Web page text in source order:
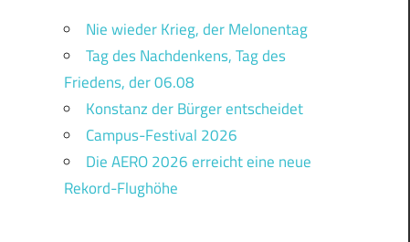
Nie wieder Krieg, der Melonentag
Tag des Nachdenkens, Tag des
Friedens, der 06.08
Konstanz der Bürger entscheidet
Campus-Festival 2026
Die AERO 2026 erreicht eine neue
Rekord-Flughöhe